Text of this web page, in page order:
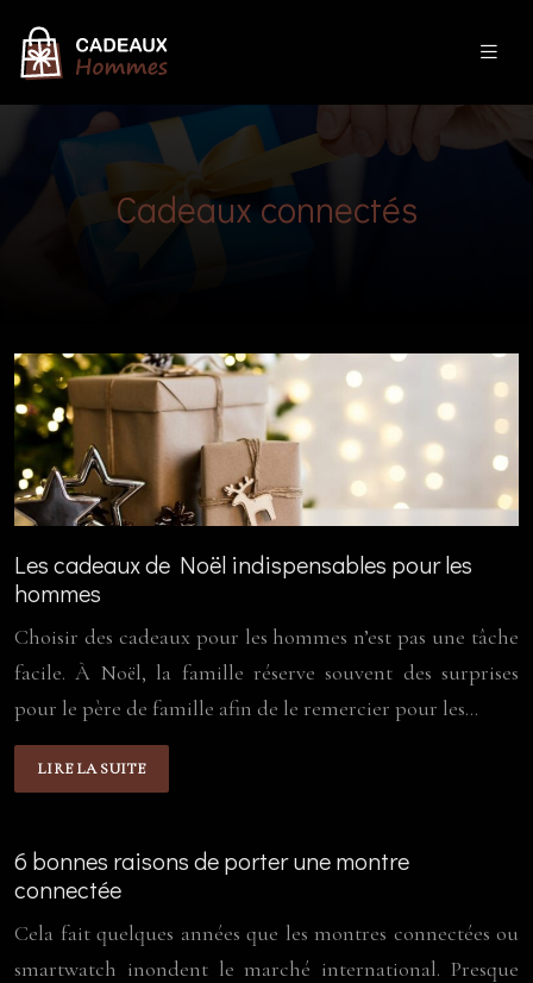
Cadeaux connectés
Les cadeaux de Noël indispensables pour les
hommes
Choisir des cadeaux pour les hommes n’est pas une tâche
facile. À Noël, la famille réserve souvent des surprises
pour le père de famille afin de le remercier pour les…
LIRE LA SUITE
6 bonnes raisons de porter une montre
connectée
Cela fait quelques années que les montres connectées ou
smartwatch inondent le marché international. Presque